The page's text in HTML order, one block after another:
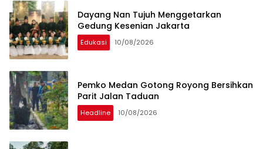
Dayang Nan Tujuh Menggetarkan
Gedung Kesenian Jakarta
Edukasi 10/08/2026
Pemko Medan Gotong Royong Bersihkan
Parit Jalan Taduan
Headline 10/08/2026